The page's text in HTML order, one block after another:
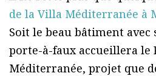
de la Villa Méditerranée à
Soit le beau bâtiment avec
porte-à-faux accueillera le
Méditerranée, projet que